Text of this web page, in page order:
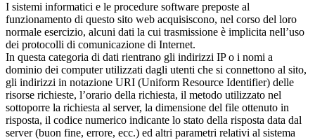
I sistemi informatici e le procedure software preposte al
funzionamento di questo sito web acquisiscono, nel corso del loro
normale esercizio, alcuni dati la cui trasmissione è implicita nell’uso
dei protocolli di comunicazione di Internet.
In questa categoria di dati rientrano gli indirizzi IP o i nomi a
dominio dei computer utilizzati dagli utenti che si connettono al sito,
gli indirizzi in notazione URI (Uniform Resource Identifier) delle
risorse richieste, l’orario della richiesta, il metodo utilizzato nel
sottoporre la richiesta al server, la dimensione del file ottenuto in
risposta, il codice numerico indicante lo stato della risposta data dal
server (buon fine, errore, ecc.) ed altri parametri relativi al sistema